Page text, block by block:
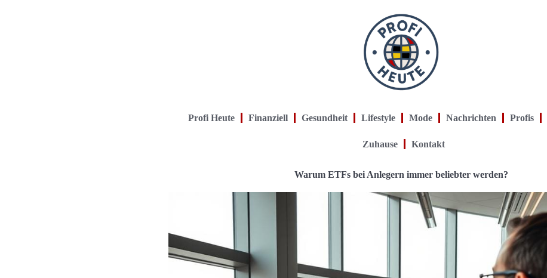
Profi Heute Finanziell Gesundheit Lifestyle Mode Nachrichten Profis
Zuhause Kontakt
Warum ETFs bei Anlegern immer beliebter werden?